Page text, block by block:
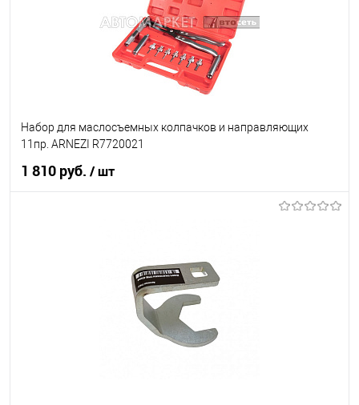
Набор для маслосъемных колпачков и направляющих
11пр. ARNEZI R7720021
1 810 руб. / шт